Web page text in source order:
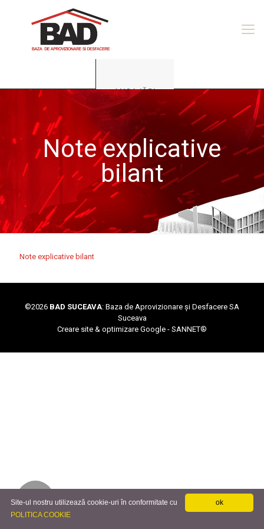
ANGAJĂRI
Note explicative
bilant
Note explicative bilant
©2026 BAD SUCEAVA: Baza de Aprovizionare și Desfacere SA
Suceava
Creare site & optimizare Google - SANNET®
ok
Site-ul nostru utilizează cookie-uri în conformitate cu
POLITICA COOKIE